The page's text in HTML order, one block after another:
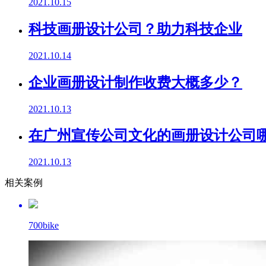
2021.10.15
科技画册设计公司？助力科技企业
2021.10.14
企业画册设计制作收费大概多少？
2021.10.13
在广州宣传公司文化的画册设计公司
2021.10.13
相关案例
700bike